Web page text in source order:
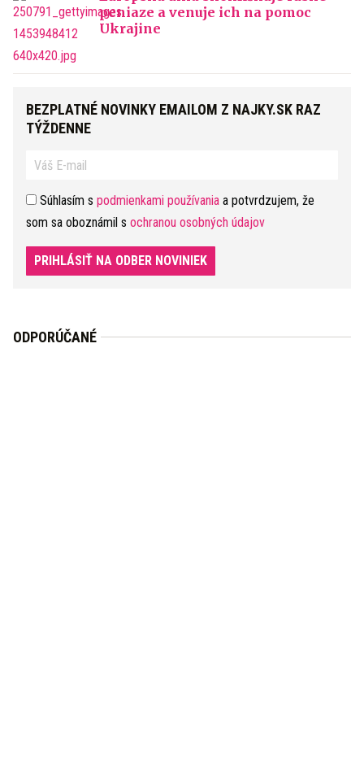
peniaze a venuje ich na pomoc
Ukrajine
BEZPLATNÉ NOVINKY EMAILOM Z NAJKY.SK RAZ
TÝŽDENNE
Súhlasím s podmienkami používania a potvrdzujem, že
som sa oboznámil s ochranou osobných údajov
PRIHLÁSIŤ NA ODBER NOVINIEK
ODPORÚČANÉ